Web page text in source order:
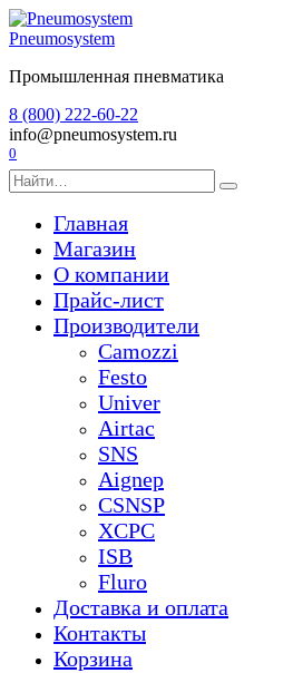
Перейти
к
Pneumosystem
Промышленная пневматика
8 (800) 222-60-22
info@pneumosystem.ru
0
Search
for:
Главная
Магазин
О компании
Прайс-лист
Производители
Camozzi
Festo
Univer
Airtac
SNS
Aignep
CSNSP
XCPC
ISB
Fluro
Доставка и оплата
Контакты
Корзина